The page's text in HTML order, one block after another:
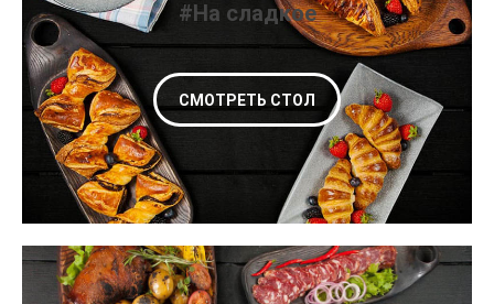
#На сладкое
СМОТРЕТЬ СТОЛ